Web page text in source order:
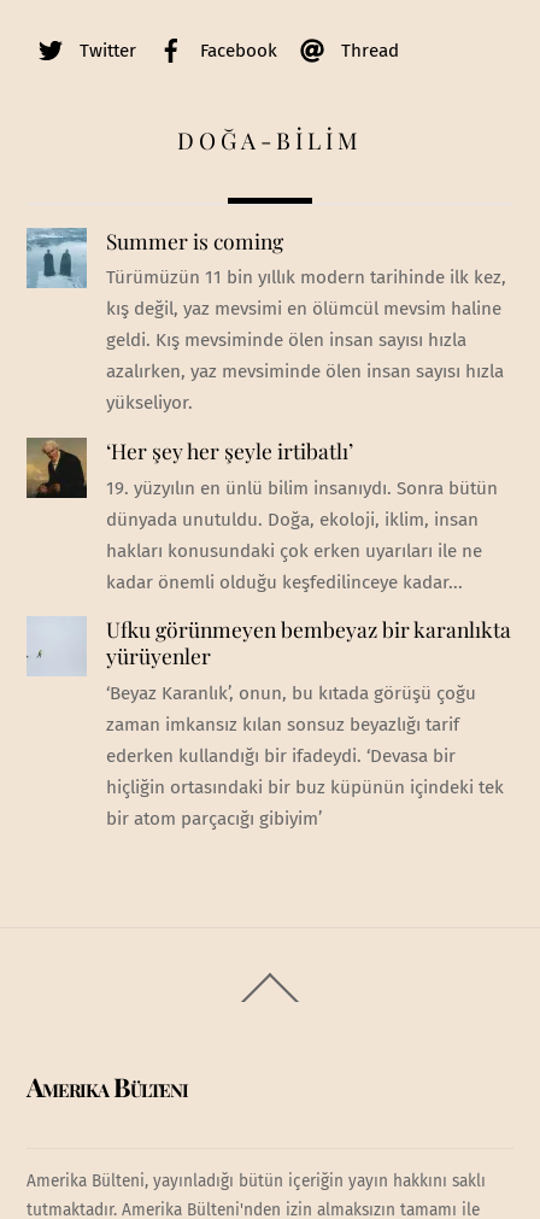
Twitter Facebook Thread
DOĞA-BİLİM
Summer is coming
Türümüzün 11 bin yıllık modern tarihinde ilk kez,
kış değil, yaz mevsimi en ölümcül mevsim haline
geldi. Kış mevsiminde ölen insan sayısı hızla
azalırken, yaz mevsiminde ölen insan sayısı hızla
yükseliyor.
‘Her şey her şeyle irtibatlı’
19. yüzyılın en ünlü bilim insanıydı. Sonra bütün
dünyada unutuldu. Doğa, ekoloji, iklim, insan
hakları konusundaki çok erken uyarıları ile ne
kadar önemli olduğu keşfedilinceye kadar...
Ufku görünmeyen bembeyaz bir karanlıkta
yürüyenler
‘Beyaz Karanlık’, onun, bu kıtada görüşü çoğu
zaman imkansız kılan sonsuz beyazlığı tarif
ederken kullandığı bir ifadeydi. ‘Devasa bir
hiçliğin ortasındaki bir buz küpünün içindeki tek
bir atom parçacığı gibiyim’
To
Amerika Bülteni
Amerika Bülteni, yayınladığı bütün içeriğin yayın hakkını saklı
tutmaktadır. Amerika Bülteni'nden izin almaksızın tamamı ile